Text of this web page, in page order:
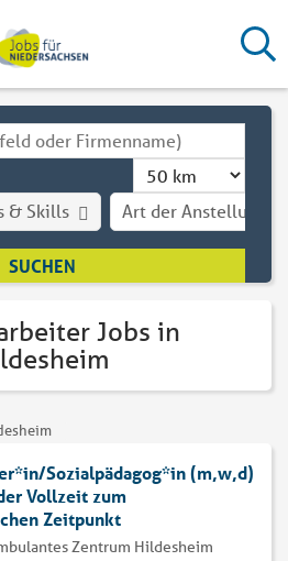
Art der Anstellung
& Skills
Jobs in
Sozialpädagog*in (m,w,d)
Vollzeit zum
Zeitpunkt
Zentrum Hildesheim